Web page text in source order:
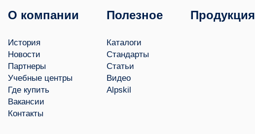
О компании
История
Новости
Партнеры
Учебные центры
Где купить
Вакансии
Контакты
Полезное
Каталоги
Стандарты
Статьи
Видео
Alpskil
Продукция